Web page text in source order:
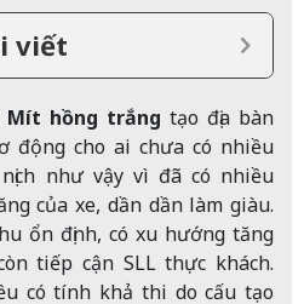
viết
hồng trắng tạo địa bàn
động cho ai chưa có nhiều
như vậy vì đã có nhiều
của xe, dần dần làm giàu.
ổn định, có xu hướng tăng
tiếp cận SLL thực khách.
có tính khả thi do cấu tạo